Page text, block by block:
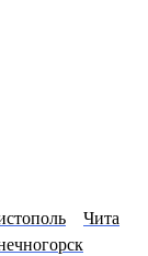
Чита